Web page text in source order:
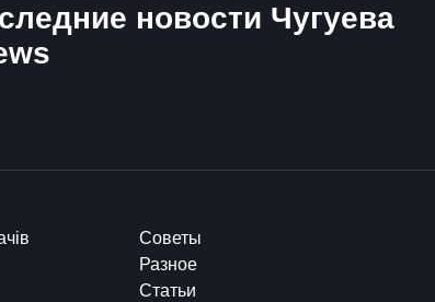
новости Чугуева
Советы
Разное
Статьи